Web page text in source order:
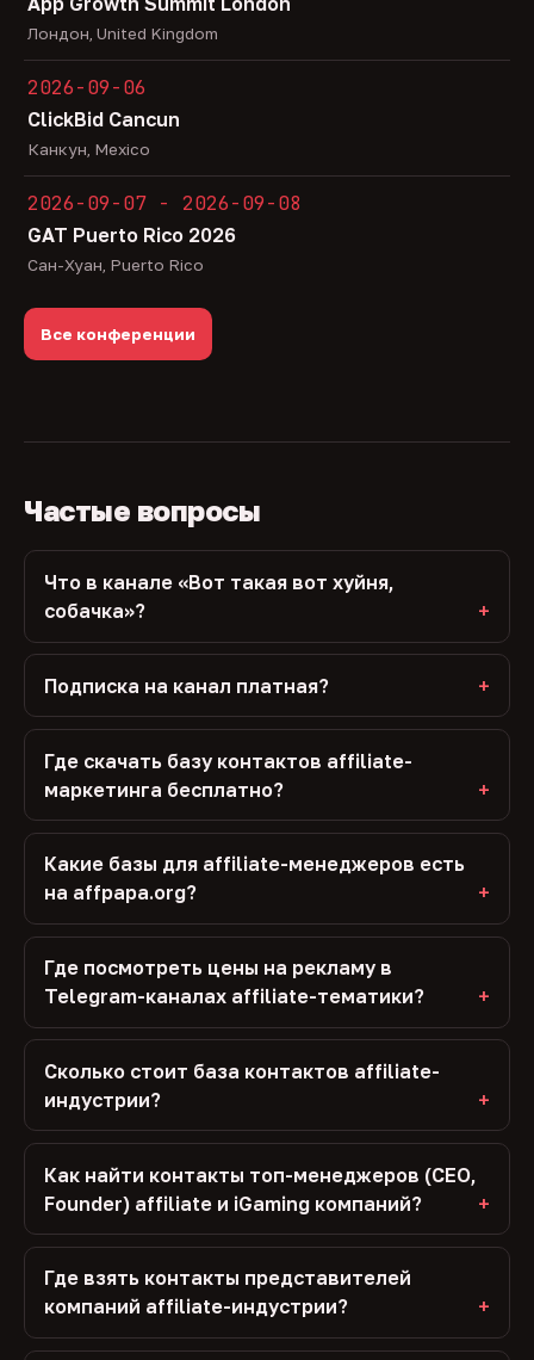
Лондон, United Kingdom
2026-09-06
ClickBid Cancun
Канкун, Mexico
2026-09-07 - 2026-09-08
GAT Puerto Rico 2026
Сан-Хуан, Puerto Rico
Все конференции
Частые вопросы
Что в канале «Вот такая вот хуйня,
собачка»?
Подписка на канал платная?
Где скачать базу контактов affiliate-
маркетинга бесплатно?
Какие базы для affiliate-менеджеров есть
на affpapa.org?
Где посмотреть цены на рекламу в
Telegram-каналах affiliate-тематики?
Сколько стоит база контактов affiliate-
индустрии?
Как найти контакты топ-менеджеров (CEO,
Founder) affiliate и iGaming компаний?
Где взять контакты представителей
компаний affiliate-индустрии?